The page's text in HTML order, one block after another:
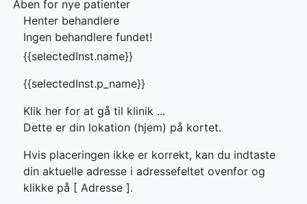
Åben for nye patienter
Henter behandlere
Ingen behandlere fundet!
{{selectedInst.name}}
{{selectedInst.p_name}}
Klik her for at gå til klinik ...
Dette er din lokation (hjem) på kortet.
Hvis placeringen ikke er korrekt, kan du indtaste
din aktuelle adresse i adressefeltet ovenfor og
klikke på [ Adresse ].